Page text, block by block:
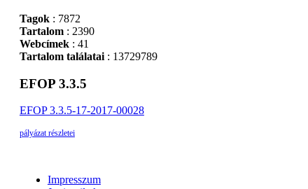
Tagok: 7872
Tartalom: 2390
Webcímek: 41
Tartalom találatai: 13729789
EFOP 3.3.5
EFOP 3.3.5-17-2017-00028
pályázat részletei
Impresszum